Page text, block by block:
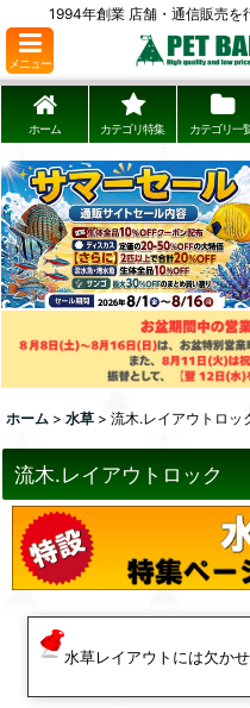
1994年創業 店舗・通信販売を
メニュー
ホーム カテゴリ特集 カテゴリ一
ホーム > 水草 > 流木.レイアウトロッ
流木.レイアウトロック
水草レイアウトには欠か